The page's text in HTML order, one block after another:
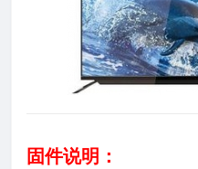
固件说明：